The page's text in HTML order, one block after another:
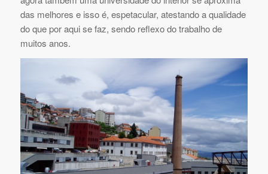
das melhores e isso é, espetacular, atestando a qualidade
do que por aqui se faz, sendo reflexo do trabalho de
muitos anos.